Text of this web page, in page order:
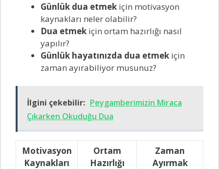
Günlük dua etmek için motivasyon
kaynakları neler olabilir?
Dua etmek için ortam hazırlığı nasıl
yapılır?
Günlük hayatınızda dua etmek için
zaman ayırabiliyor musunuz?
İlgini çekebilir: Peygamberimizin Miraca
Çıkarken Okuduğu Dua
Motivasyon
Kaynakları
Ortam
Hazırlığı
Zaman
Ayırmak